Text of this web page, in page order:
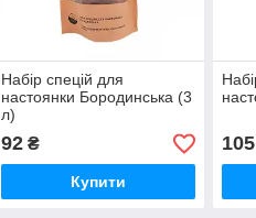
Набір спецій для
настоянки Бородинська (3
л)
92₴
Купити
105